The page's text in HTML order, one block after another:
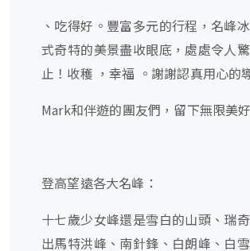
、吃得好。豐富多元的行程，名峰
式奇特的美景盡收眼底，處處令人
止！收穫 ，幸福 。謝謝認真用心的
Mark和伴遊的團友們，留下無限美
登高望遠各大名峰：
十七歲少女峰還是雪白的山頭、瑞
出馬特洪峰、南針鋒、白朗峰、白